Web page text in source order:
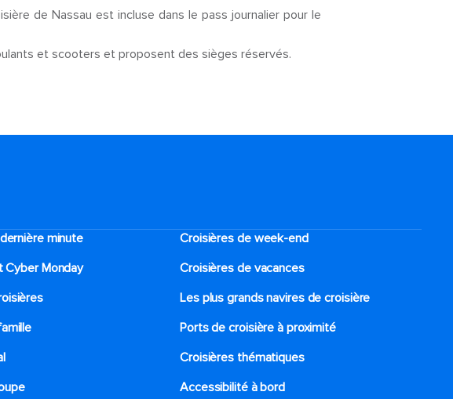
de Nassau est incluse dans le pass journalier pour le
et scooters et proposent des sièges réservés.
minute
Croisières de week-end
Cyber Monday
Croisières de vacances
Les plus grands navires de croisière
Ports de croisière à proximité
Croisières thématiques
Accessibilité à bord​